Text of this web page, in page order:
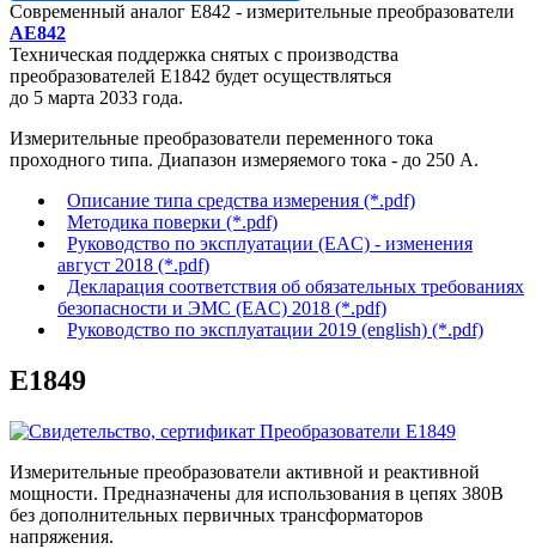
Современный аналог Е842 - измерительные преобразователи
АЕ842
Техническая поддержка снятых с производства
преобразователей Е1842 будет осуществляться
до 5 марта 2033 года.
Измерительные преобразователи переменного тока
проходного типа. Диапазон измеряемого тока - до 250 А.
Описание типа средства измерения (*.pdf)
Методика поверки (*.pdf)
Руководство по эксплуатации (EAC) - изменения
август 2018 (*.pdf)
Декларация соответствия об обязательных требованиях
безопасности и ЭМС (EAC) 2018 (*.pdf)
Руководство по эксплуатации 2019 (english) (*.pdf)
Е1849
Измерительные преобразователи активной и реактивной
мощности. Предназначены для использования в цепях 380В
без дополнительных первичных трансформаторов
напряжения.